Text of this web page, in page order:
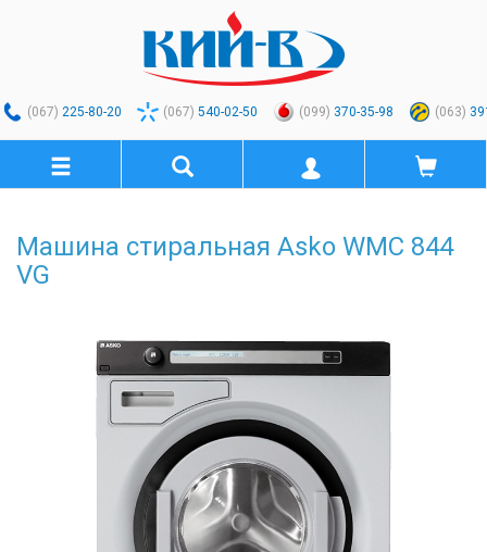
(067) 225-80-20 (067) 540-02-50 (099) 370-35-98 (063)
Машина стиральная Asko WMC 844
VG